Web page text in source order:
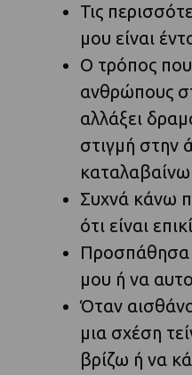
Τις
μου είναι
Ο τρόπος
ανθρώπους
αλλάξει
στιγμή στην
καταλαβαίνω
Συχνά κάνω
ότι είναι
Προσπάθησα
μου ή να
Όταν
μια σχέση
βρίζω ή να